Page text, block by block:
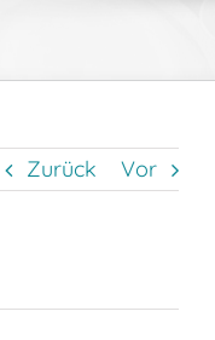
Zurück Vor